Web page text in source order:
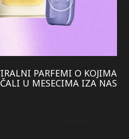
PARFEMI O KOJIMA
U MESECIMA IZA NAS